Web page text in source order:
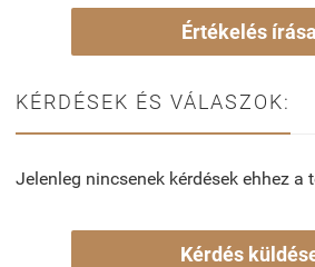
Értékelés írása
KÉRDÉSEK ÉS VÁLASZOK:
Jelenleg nincsenek kérdések ehhez a
Kérdés